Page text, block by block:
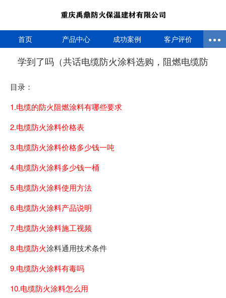
首页 产品中心 成功案例 客户评价
学到了吗（共话电缆防火涂料选购，阻燃电缆防
目录：
1.电缆的防火阻燃涂料有哪些要求
2.电缆防火涂料价格表
3.电缆防火涂料价格多少钱一吨
4.电缆防火涂料多少钱一桶
5.电缆防火涂料使用方法
6.电缆防火涂料产品说明
7.电缆防火涂料施工视频
8.电缆防火涂料通用技术条件
9.电缆防火涂料有毒吗
10.电缆防火涂料怎么用